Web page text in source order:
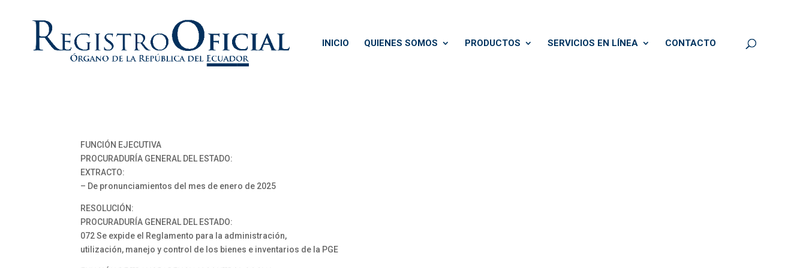
INICIO QUIENES SOMOS PRODUCTOS SERVICIOS EN LÍNEA CONTACTO
FUNCIÓN EJECUTIVA
PROCURADURÍA GENERAL DEL ESTADO:
EXTRACTO:
– De pronunciamientos del mes de enero de 2025
RESOLUCIÓN:
PROCURADURÍA GENERAL DEL ESTADO:
072 Se expide el Reglamento para la administración,
utilización, manejo y control de los bienes e inventarios de la PGE